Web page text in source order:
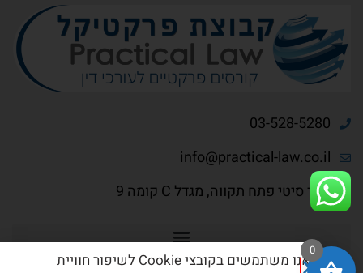
03-528-5280
info@practical-law.co.il
בסר סיטי פתח תקווה, מגדל C קומה 9
0
אנו משתמשים בקובצי Cookie לשיפור חוויית